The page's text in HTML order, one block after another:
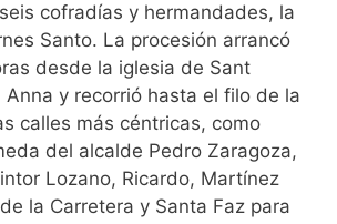
cofradías y hermandades, la
Santo. La procesión arrancó
desde la iglesia de Sant
Anna y recorrió hasta el filo de la
calles más céntricas, como
del alcalde Pedro Zaragoza,
Lozano, Ricardo, Martínez
la Carretera y Santa Faz para